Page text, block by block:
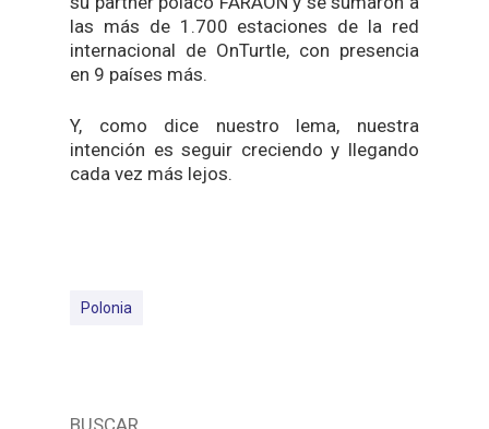
las más de 1.700 estaciones de la red
internacional de OnTurtle, con presencia
en 9 países más.
Y, como dice nuestro lema, nuestra
intención es seguir creciendo y llegando
cada vez más lejos.
Polonia
BUSCAR